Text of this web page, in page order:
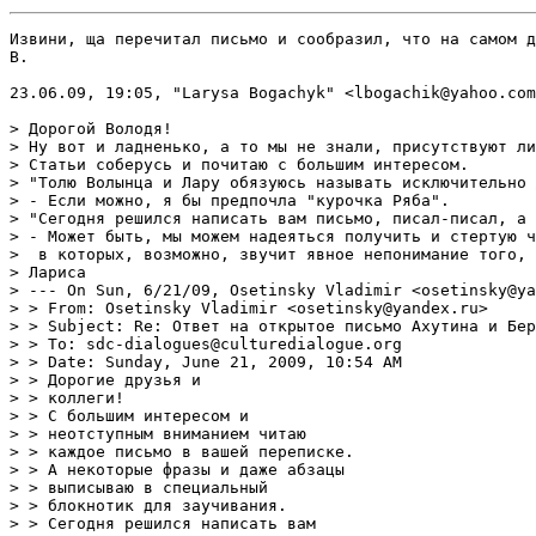
Извини, ща перечитал письмо и сообразил, что на самом деле не ответил на твой вопрос, что мы имеем в виду, говоря о "диалоге". Я в своих опусах попробовал показать несколько поворотов темы. Главный: необходимость для понимания (мира, проблемы, произведения и проч.) сопряжения разных способов понимать.
В.

23.06.09, 19:05, "Larysa Bogachyk" <lbogachik@yahoo.com>:

> Дорогой Володя!
> Ну вот и ладненько, а то мы не знали, присутствуют ли наши коллеги или полностью ушли в action. Рада слышать. 
> Статьи соберусь и почитаю с большим интересом.  
> "Толю Волынца и Лару обязуюсь называть исключительно деда Толя и баба Лара".
> - Если можно, я бы предпочла "курочка Ряба".
> "Сегодня решился написать вам письмо, писал-писал, а потом все стер, но оставил самую главную часть – торжественное обещание".
> - Может быть, мы можем надеяться получить и стертую часть тоже? Конечно, можно думать, что все сказано и показано в статьях. Кое-что из них я читала, но вряд ли смогла бы воспроизвести стройно твое понятие диалога. Иногда, действительно, обидно бывает - прочтешь доклад, а обсуждать начинают совсем левые вещи, не слыша главной мысли, или обсуждение вообще к докладу не относится. Это случается, довольно часто. И все-таки можно снисходить до невнимательных, непонимающих коллег и повторять много раз главную мысль. Так что и в спорах,
>  в которых, возможно, звучит явное непонимание того, что вы делаете, просто нормально было бы обозначить лишний раз свои позиции. 
> Лариса
> --- On Sun, 6/21/09, Osetinsky Vladimir <osetinsky@yandex.ru> wrote:
> > From: Osetinsky Vladimir <osetinsky@yandex.ru>
> > Subject: Re: Ответ на открытое письмо Ахутина и Берлянд
> > To: sdc-dialogues@culturedialogue.org
> > Date: Sunday, June 21, 2009, 10:54 AM
> > Дорогие друзья и
> > коллеги!
> >